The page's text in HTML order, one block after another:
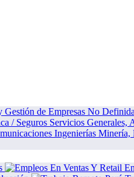
de Empresas No Definida
/ Seguros Servicios Generales,
Ingenierías Minería,